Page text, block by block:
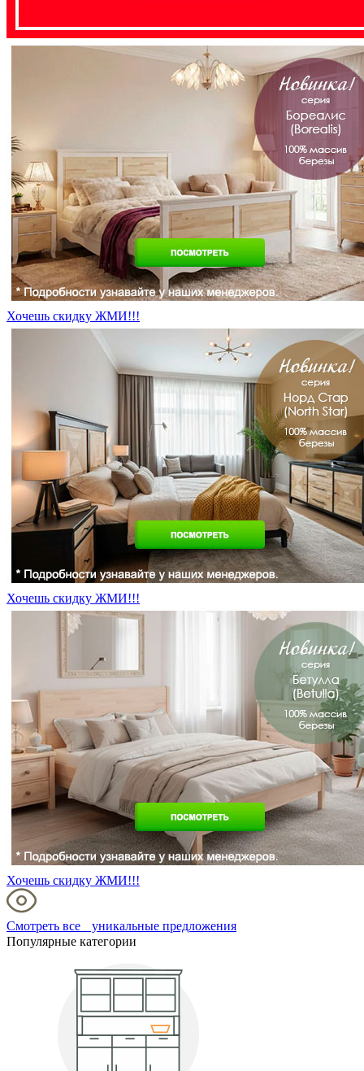
Хочешь скидку ЖМИ!!!
Хочешь скидку ЖМИ!!!
Хочешь скидку ЖМИ!!!
Смотреть все уникальные предложения
Популярные категории